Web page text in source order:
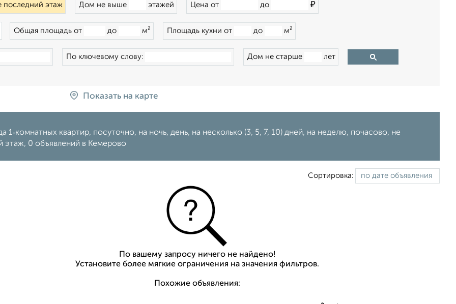
последний этаж Дом не выше этажей Цена от до ₽
Общая площадь от до м² Площадь кухни от до м²
По ключевому слову: Дом не старше лет
Показать на карте
1‑комнатных квартир, посуточно, на ночь, день, на несколько (3, 5, 7, 10) дней, на неделю, почасово, не
этаж, 0 объявлений в Кемерово
Сортировка:
По вашему запросу ничего не найдено!
Установите более мягкие ограничения на значения фильтров.
Похожие объявления: